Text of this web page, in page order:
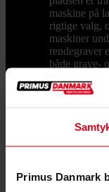
Primus Danmark
maskine på
rigtige valg,
maskiner
rendegraver
både grave-
Tilbehør og
forvandler